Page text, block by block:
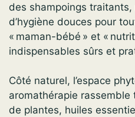
des shampoings
d’hygiène douces pour
« maman-bébé » et «
indispensables sûrs et
Côté naturel, l’espace
aromathérapie
de plantes, huiles